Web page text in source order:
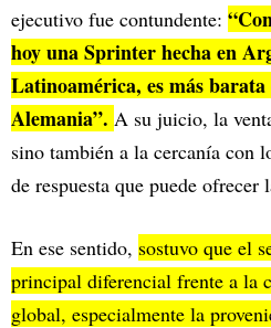
ejecutivo fue contundente:
hoy una Sprinter hecha en
Latinoamérica, es más barata
Alemania”. A su juicio, la
sino también a la cercanía con
de respuesta que puede
En ese sentido, sostuvo que el
principal diferencial frente a la
global, especialmente la